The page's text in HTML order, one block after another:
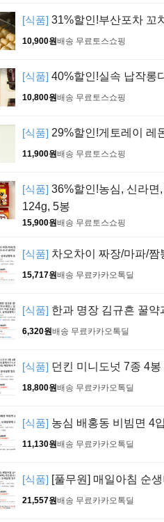
[식품] 31%할인!부산포차 꼬
10,900원배송 무료토스쇼핑
[식품] 40%할인!실속 납작롱
10,800원배송 무료토스쇼핑
[식품] 29%할인!게토레이 레
11,900원배송 무료토스쇼핑
[식품] 36%할인!농심, 신라면
124g, 5봉
15,900원배송 무료 토스쇼핑
[식품] 차오차이 짜장/마파/
15,717원배송 무료카카오톡딜
[식품] 한과 명장 김규흔 꿀
6,320원배송 무료카카오톡딜
[식품] 던킨 미니도넛 7종 4
18,800원배송 무료카카오톡딜
[식품] 농심 배홍동 비빔면 4
11,130원배송 무료카카오톡딜
[식품] [풀무원] 매일아침 순
21,557원배송 무료카카오톡딜